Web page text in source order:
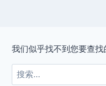
我们似乎找不到您要查找